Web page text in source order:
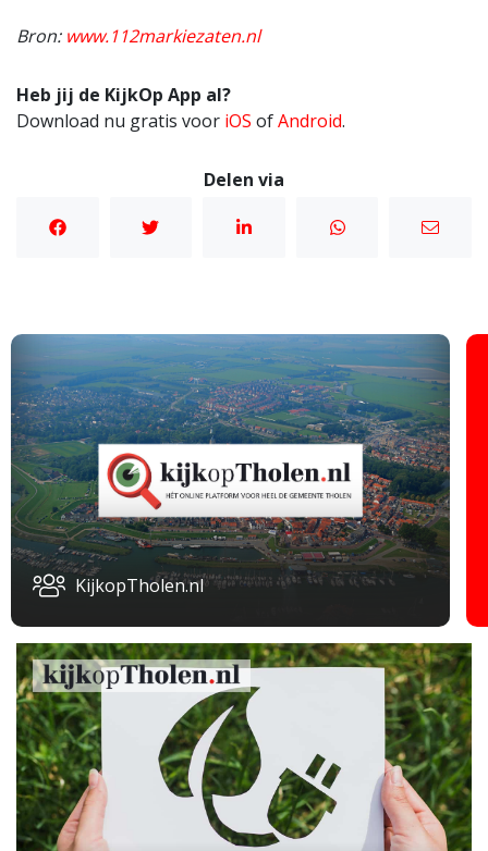
Bron: www.112markiezaten.nl
Heb jij de KijkOp App al?
Download nu gratis voor iOS ofAndroid.
Delen via
KijkopTholen.nl